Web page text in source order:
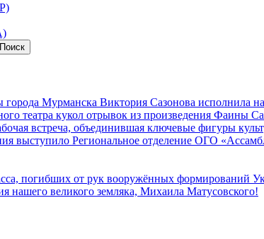
Поиск
города Мурманска Виктория Сазонова
театра кукол отрывок из произведения
встреча, объединившая ключевые фигуры
выступило Региональное отделение ОГО
погибших от рук вооружённых формирований
нашего великого земляка, Михаила Матусовского!